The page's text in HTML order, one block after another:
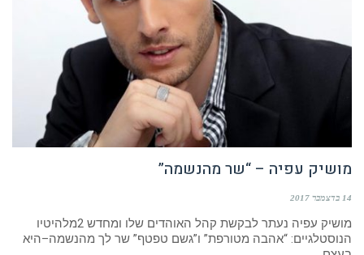
מושיק עפיה – “שר מהנשמה”
14 בדצמבר 2017
מושיק עפיה נעתר לבקשת קהל האוהדים שלו ומחדש 2מלהיטיו
הנוסטלגיים: “אהבה מטורפת” ו”גשם טפטף” שר לך מהנשמה–היא